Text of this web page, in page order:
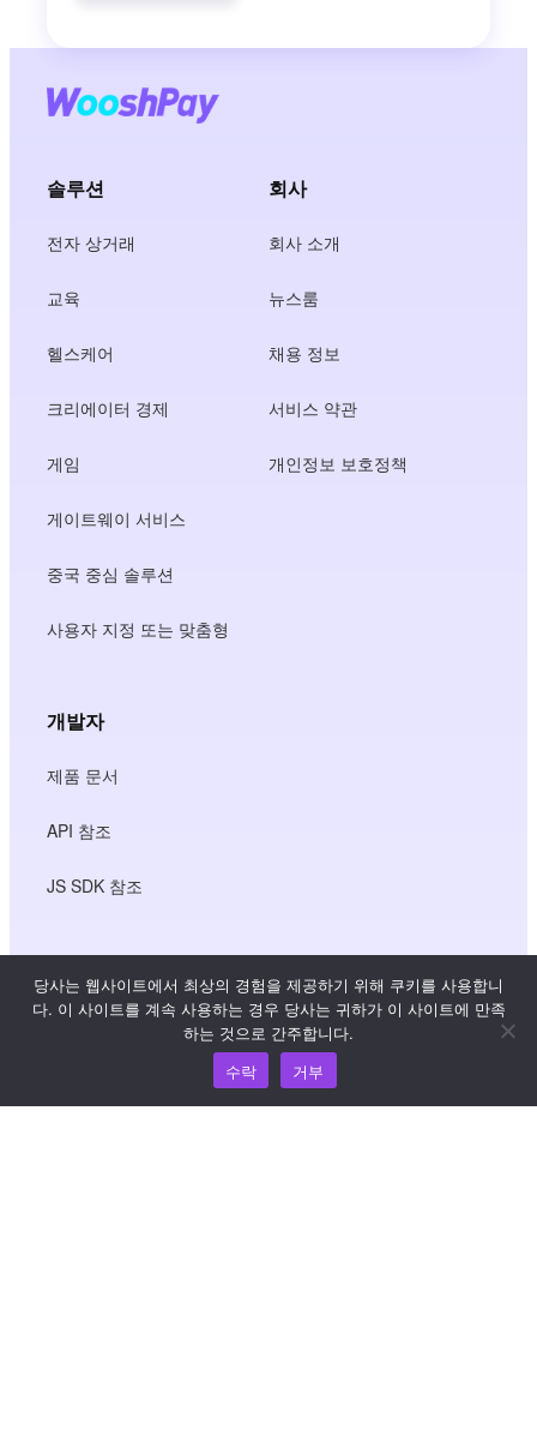
솔루션
전자 상거래
교육
헬스케어
크리에이터 경제
게임
게이트웨이 서비스
중국 중심 솔루션
사용자 지정 또는 맞춤형
회사
회사 소개
뉴스룸
채용 정보
서비스 약관
개인정보 보호정책
개발자
제품 문서
API 참조
JS SDK 참조
리소스
당사는 웹사이트에서 최상의 경험을 제공하기 위해 쿠키를 사용합니
다. 이 사이트를 계속 사용하는 경우 당사는 귀하가 이 사이트에 만족
하는 것으로 간주합니다.
수락
거부